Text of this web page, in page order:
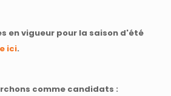
en vigueur pour la saison d'été
ici.
comme candidats :